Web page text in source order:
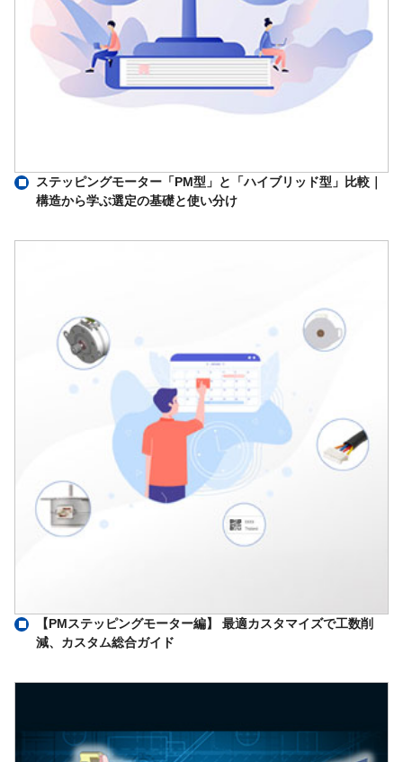
ステッピングモーター「PM型」と「ハイブリッド型」比較｜
構造から学ぶ選定の基礎と使い分け
【PMステッピングモーター編】 最適カスタマイズで工数削
減、カスタム総合ガイド